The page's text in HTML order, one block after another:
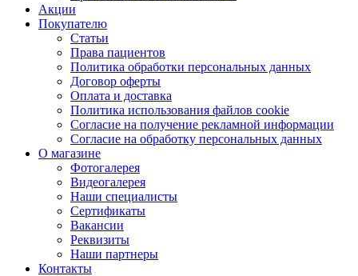
Акции
Покупателю
Статьи
Права пациентов
Политика обработки персональных данных
Договор оферты
Оплата и доставка
Политика использования файлов cookie
Согласие на получение рекламной информации
Согласие на обработку персональных данных
О магазине
Фотогалерея
Видеогалерея
Наши специалисты
Сертификаты
Вакансии
Реквизиты
Наши партнеры
Контакты